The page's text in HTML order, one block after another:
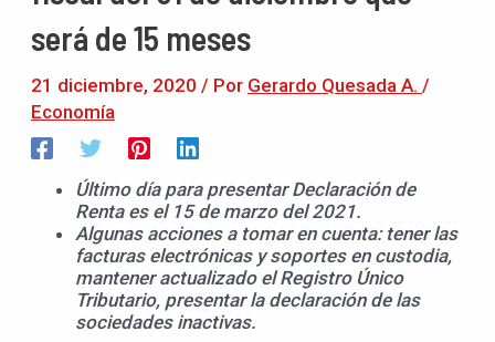
será de 15 meses
21 diciembre, 2020 / Por Gerardo Quesada A. /
Economía
Último día para presentar Declaración de
Renta es el 15 de marzo del 2021.
Algunas acciones a tomar en cuenta: tener las
facturas electrónicas y soportes en custodia,
mantener actualizado el Registro Único
Tributario, presentar la declaración de las
sociedades inactivas.